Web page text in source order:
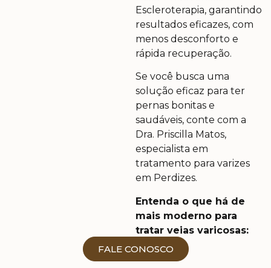
Escleroterapia, garantindo
resultados eficazes, com
menos desconforto e
rápida recuperação.
Se você busca uma
solução eficaz para ter
pernas bonitas e
saudáveis, conte com a
Dra. Priscilla Matos,
especialista em
tratamento para varizes
em Perdizes.
Entenda o que há de
mais moderno para
tratar veias varicosas:
Trabalho incansavelmente para garantir que meus
pacientes se sintam acolhidos e encontrem o bem-
FALE CONOSCO